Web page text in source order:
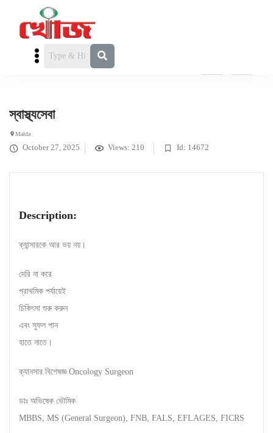
স্বাস্থ্যসেবা
Malda
October 27, 2025 Views: 210 Id: 14672
Description:
ক্যান্সারকে আর ভয় নয়‌।
দেরি না করে
প্রাথমিক পর্যায়েই
চিকিৎসা শুরু করুন
এবং সুফল পান
হাতে নাতে।
ক্যানসার বিশেষজ্ঞ Oncology Surgeon
ডাঃ অভিষেক ভৌমিক
MBBS, MS (General Surgeon), FNB, FALS, EFLAGES, FICRS